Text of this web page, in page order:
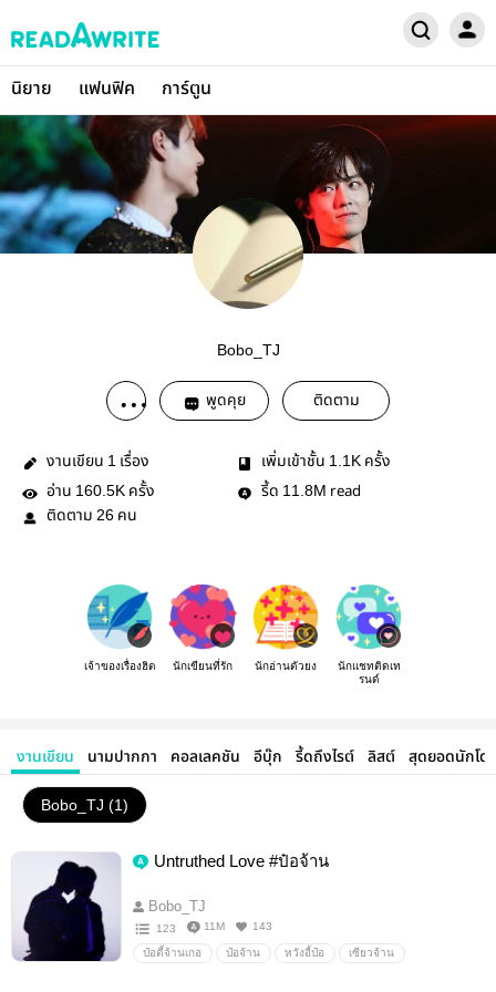
นิยาย แฟนฟิค การ์ตูน
Bobo_TJ
พูดคุย ติดตาม
งานเขียน 1 เรื่อง เพิ่มเข้าชั้น 1.1K ครั้ง
อ่าน 160.5K ครั้ง รี้ด 11.8M read
ติดตาม 26 คน
เจ้าของเรื่องฮิต นักเขียนที่รัก นักอ่านตัวยง
นักแชทติดเท
รนด์
งานเขียน นามปากกา คอลเลคชัน อีบุ๊ก รี้ดถึงไรต์ ลิสต์ สุดยอดนักโด
Bobo_TJ (1)
Untruthed Love #ป๋อจ้าน
Bobo_TJ
123 11M 143
ป๋อตี้จ้านเกอ ป๋อจ้าน หวังอี้ป๋อ เซียวจ้าน